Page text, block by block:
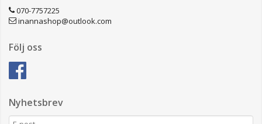
070-7757225
inannashop@outlook.com
Följ oss
Nyhetsbrev